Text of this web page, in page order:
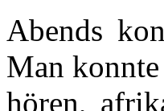
Abends
Man
hören,